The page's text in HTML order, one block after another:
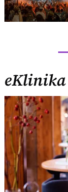
eKlinika